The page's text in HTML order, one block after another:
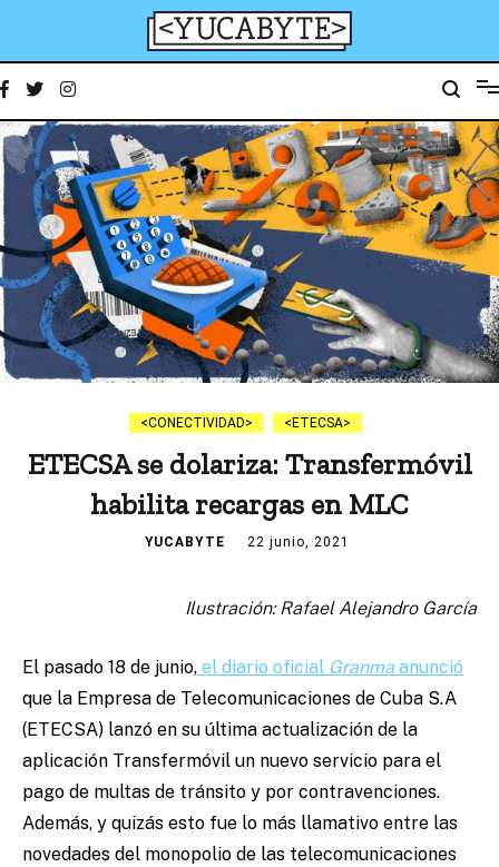
YucaByte
CONECTIVIDAD ETECSA
ETECSA se dolariza: Transfermóvil
habilita recargas en MLC
YUCABYTE 22 junio, 2021
Ilustración: Rafael Alejandro García
El pasado 18 de junio, el diario oficial Granmaanunció
que la Empresa de Telecomunicaciones de Cuba S.A
(ETECSA) lanzó en su última actualización de la
aplicación Transfermóvil un nuevo servicio para el
pago de multas de tránsito y por contravenciones.
Además, y quizás esto fue lo más llamativo entre las
novedades del monopolio de las telecomunicaciones